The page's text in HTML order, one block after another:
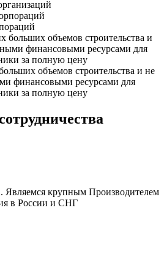
объемов строительства и не
финансовыми ресурсами для
за полную цену
Являемся крупным Производителем
в России и СНГ